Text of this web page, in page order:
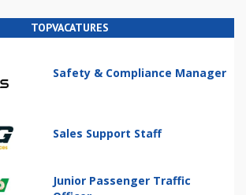
TOPVACATURES
Safety & Compliance Manager
Sales Support Staff
Junior Passenger Traffic